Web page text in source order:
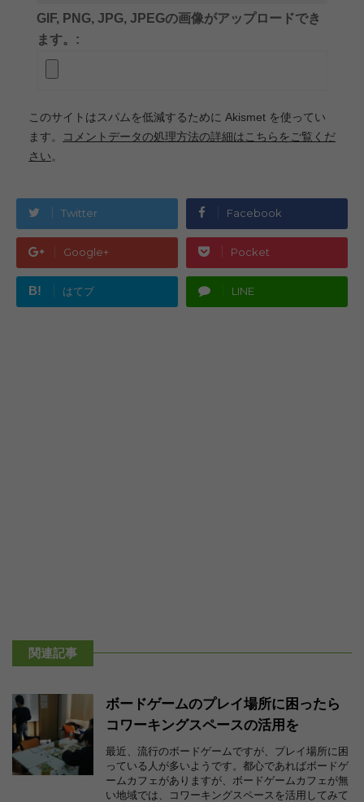
GIF, PNG, JPG, JPEGの画像がアップロードでき
ます。:
このサイトはスパムを低減するために Akismet を使ってい
ます。
コメントデータの処理方法の詳細はこちらをご覧くだ
さい。
Twitter Facebook
Google+ Pocket
B! はてブ LINE
関連記事
ボードゲームのプレイ場所に困ったら
コワーキングスペースの活用を
最近、流行のボードゲームですが、プレイ場所に困
っている人が多いようです。都心であればボードゲ
ームカフェがありますが、ボードゲームカフェが無
い地域では、コワーキングスペースを活用してみて